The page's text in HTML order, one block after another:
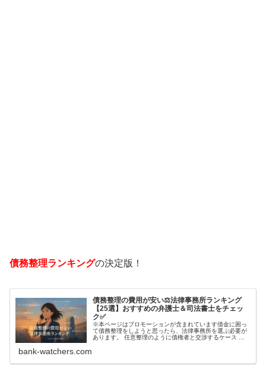
債務整理ランキングの決定版！
債務整理の費用が安い⚖️法律事務所ランキング
【25選】おすすめの弁護士＆司法書士をチェッ
ク✅
※本ページはプロモーションが含まれています借金に困っ
て債務整理をしようと思ったら、法律事務所を選ぶ必要が
あります。 任意整理のように債権者と交渉するケース 自
bank-watchers.com